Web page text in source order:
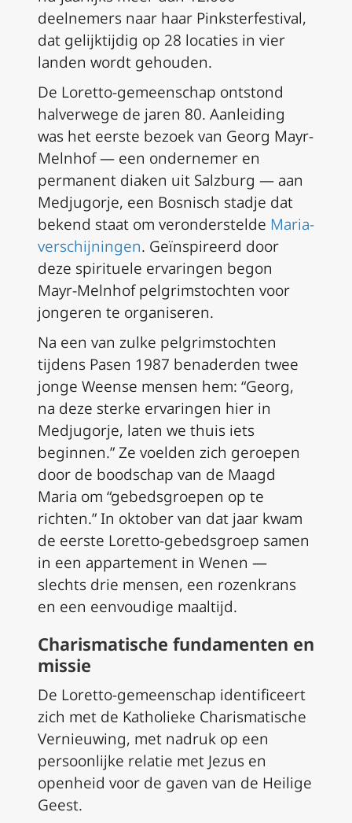
deelnemers naar haar Pinksterfestival,
dat gelijktijdig op 28 locaties in vier
landen wordt gehouden.
De Loretto-gemeenschap ontstond
halverwege de jaren 80. Aanleiding
was het eerste bezoek van Georg Mayr-
Melnhof — een ondernemer en
permanent diaken uit Salzburg — aan
Medjugorje, een Bosnisch stadje dat
bekend staat om veronderstelde Maria-
verschijningen. Geïnspireerd door
deze spirituele ervaringen begon
Mayr-Melnhof pelgrimstochten voor
jongeren te organiseren.
Na een van zulke pelgrimstochten
tijdens Pasen 1987 benaderden twee
jonge Weense mensen hem: “Georg,
na deze sterke ervaringen hier in
Medjugorje, laten we thuis iets
beginnen.” Ze voelden zich geroepen
door de boodschap van de Maagd
Maria om “gebedsgroepen op te
richten.” In oktober van dat jaar kwam
de eerste Loretto-gebedsgroep samen
in een appartement in Wenen —
slechts drie mensen, een rozenkrans
en een eenvoudige maaltijd.
Charismatische fundamenten en
missie
De Loretto-gemeenschap identificeert
zich met de Katholieke Charismatische
Vernieuwing, met nadruk op een
persoonlijke relatie met Jezus en
openheid voor de gaven van de Heilige
Geest.